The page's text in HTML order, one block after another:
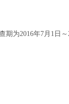
为2016年7月1日～